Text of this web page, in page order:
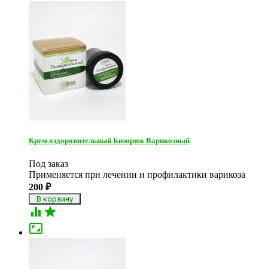
Крем оздоровительный Бизорюк Варикозный
Под заказ
Применяется при лечении и профилактики варикоза
200 ₽
 
